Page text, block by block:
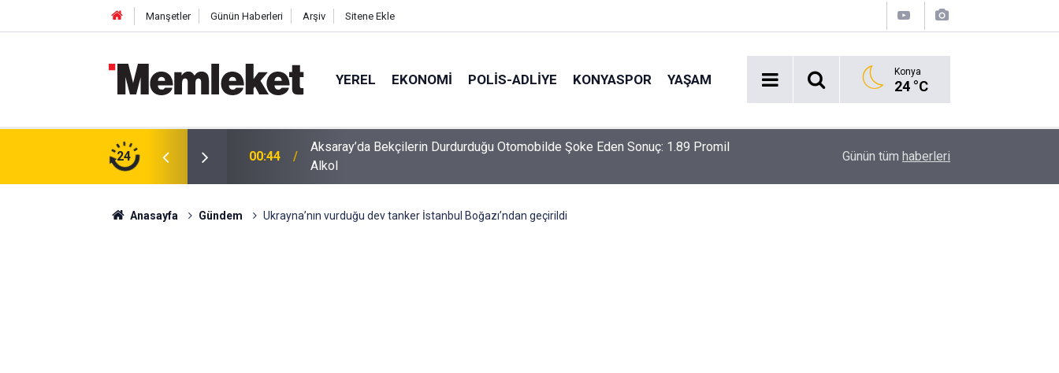
Manşetler Günün Haberleri Arşiv Sitene Ekle
YEREL EKONOMI POLİS-ADLİYE KONYASPOR YAŞAM Konya
24 °C
24
Otomobilde Şoke Eden Sonuç: 1.89 Promil
00:41 Polatlı-Haymana-Konya hattı bölünmüş yol oluyor Erkin Koray'ı bir tek onlar hatırladı
Günün tüm haberleri
Anasayfa Gündem Ukrayna’nın vurduğu dev tanker İstanbul Boğazı’ndan geçirildi